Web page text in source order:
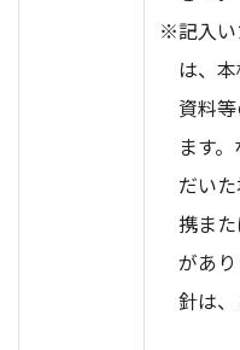
※記入い
は、
資料
ます
だい
携ま
があ
針は、